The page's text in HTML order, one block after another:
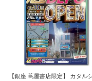
【銀座 蔦屋書店限定】 カタル